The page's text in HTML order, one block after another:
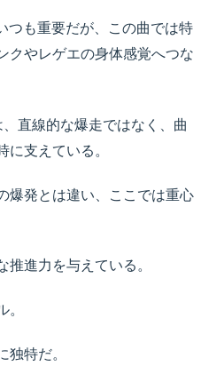
つも重要だが、この曲では特
クやレゲエの身体感覚へつな
直線的な爆走ではなく、曲
に支えている。
爆発とは違い、ここでは重心
推進力を与えている。
。
独特だ。